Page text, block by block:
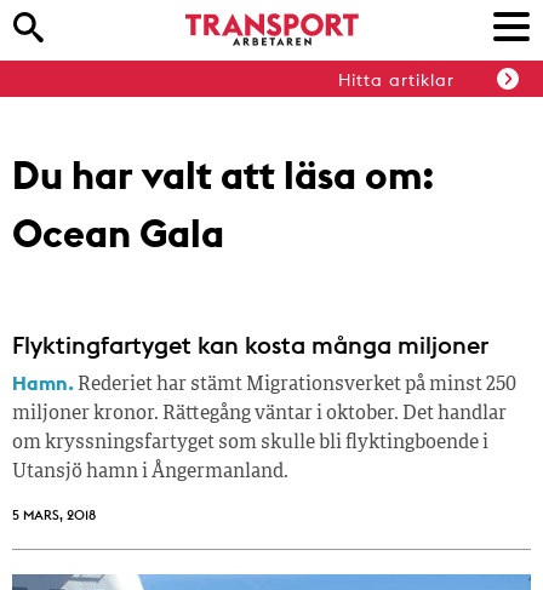
Hitta artiklar
Du har valt att läsa om:
Ocean Gala
Flyktingfartyget kan kosta många miljoner
Hamn. Rederiet har stämt Migrationsverket på minst 250
miljoner kronor. Rättegång väntar i oktober. Det handlar
om kryssningsfartyget som skulle bli flyktingboende i
Utansjö hamn i Ångermanland.
5 MARS, 2018